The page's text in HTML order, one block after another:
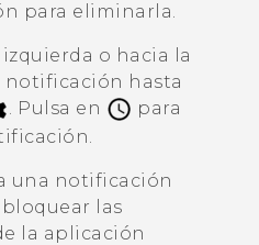
para eliminarla.
o hacia la
notificación hasta
. Pulsa en
para
una notificación
las
la aplicación